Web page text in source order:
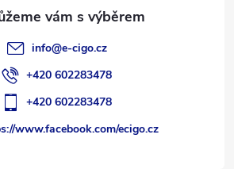
info@e-cigo.cz
+420 602283478
+420 602283478
www.facebook.com/ecigo.cz